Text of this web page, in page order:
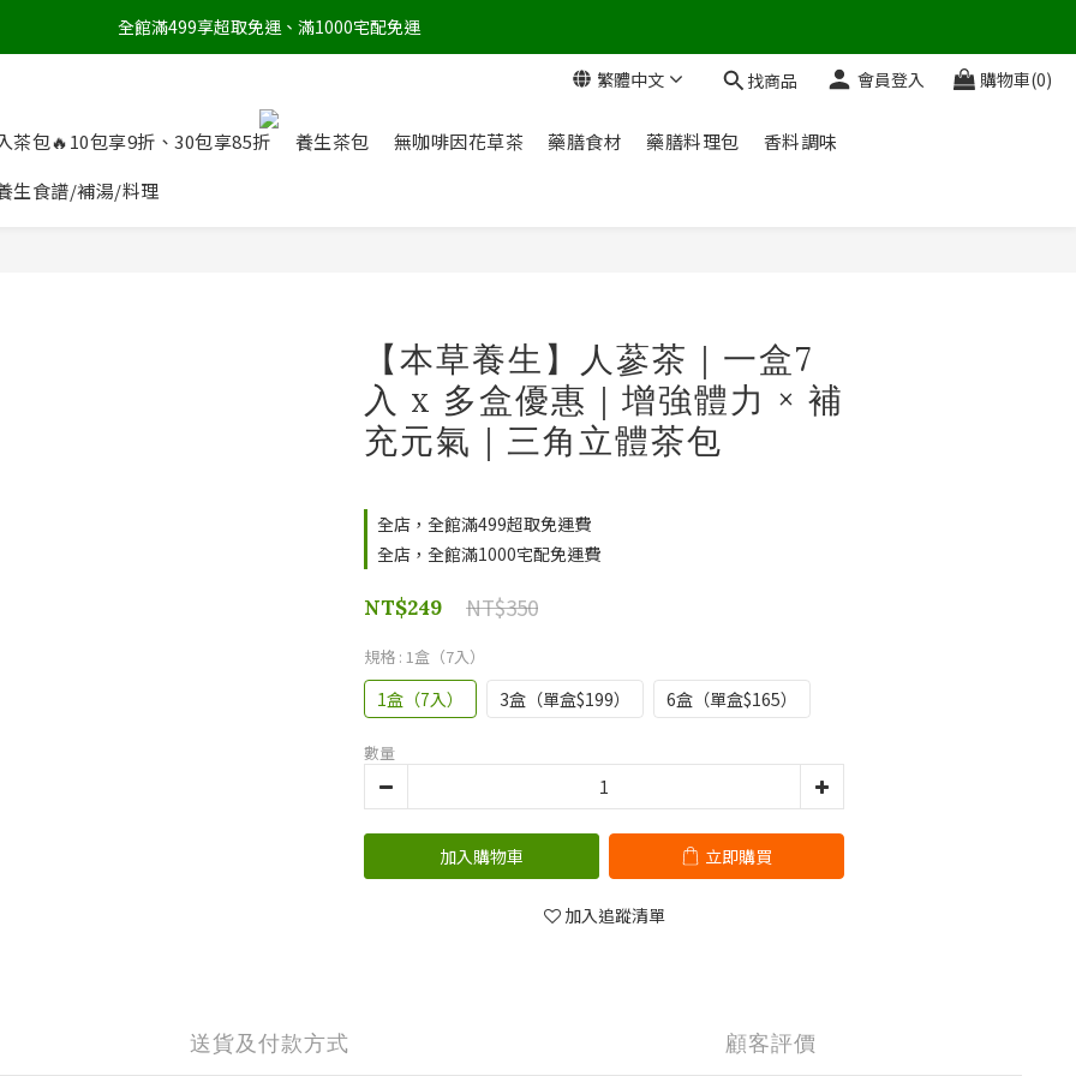
全館滿499享超取免運、滿1000宅配免運
繁體中文 找商品 會員登入 購物車(0)
茶包🔥10包享9折、30包享85折 養生茶包 無咖啡因花草茶 藥膳食材 藥膳料理包
香料調味
生食譜/補湯/料理
【本草養生】人蔘茶｜一盒7
入 x 多盒優惠｜增強體力 × 補
充元氣｜三角立體茶包
全店，全館滿499超取免運費
全店，全館滿1000宅配免運費
NT$350
NT$249
規格 : 1盒（7入）
1盒（7入） 3盒（單盒$199） 6盒（單盒$165）
數量
加入購物車 立即購買
加入追蹤清單
送貨及付款方式 顧客評價